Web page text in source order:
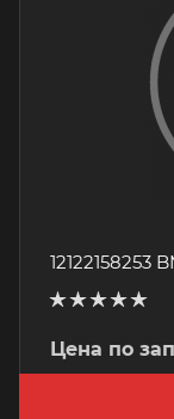
12122158253
Цена по